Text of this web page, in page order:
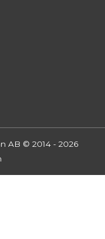
AB © 2014 - 2026